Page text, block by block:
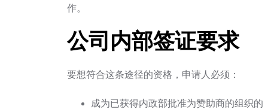
作。
公司内部签证要求
要想符合这条途径的资格，申请人必须：
成为已获得内政部批准为赞助商的组织的